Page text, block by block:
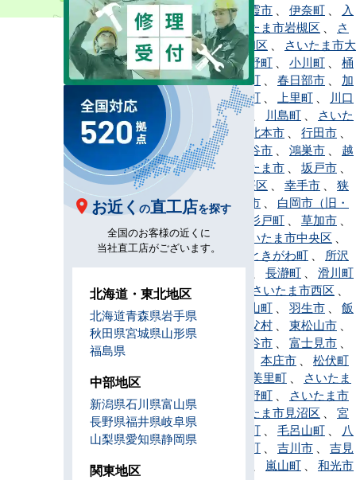
上尾市、朝霞市 伊奈町
入
間市 、さいたま市岩槻区
さ
いたま市浦和区
さいたま市大
宮区、小鹿野町 小川町
桶
川市、越生町 春日部市
加
須市 、神川町 上里町
川口
川越市 川島町
さいた
ま市北区
北本市 行田市
久喜市、 熊谷市 鴻巣市
越
谷市、 さいたま市 坂戸市
さいたま市桜区
幸手市
狭
山市、志木市
白岡市（旧・
白岡町）
杉戸町 草加市
秩父市
さいたま市中央区
鶴ヶ島市
ときがわ町
所沢
市、戸田市 長瀞町
滑川町
、
さいたま市西区
蓮田市
鳩山町 羽生市
飯
能市
東秩父村 東松山市
日高市
深谷市 富士見市
本庄市
松伏町
美里町
さいたま
皆野町
さいたま市
南区
さいたま市見沼区
宮
代町
三芳町 毛呂山町
八
潮市
横瀬町 吉川市
吉見
嵐山町
和光市
お近く の直工店を探す
全国のお客様の近くに
当社直工店がございます。
北海道・東北地区
北海道青森県岩手県
秋田県宮城県山形県
福島県
中部地区
新潟県石川県富山県
長野県福井県岐阜県
山梨県愛知県静岡県
関東地区